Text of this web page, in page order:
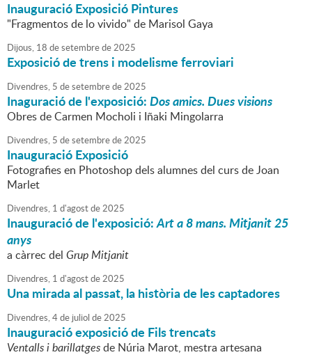
Inauguració Exposició Pintures
"Fragmentos de lo vivido" de Marisol Gaya
Dijous, 18 desetembrede2025
Exposició de trens i modelisme ferroviari
Divendres, 5 desetembrede2025
Inaguració de l'exposició:Dos amics. Dues visions
Obres de Carmen Mocholi i Iñaki Mingolarra
Divendres, 5 desetembrede2025
Inauguració Exposició
Fotografies en Photoshop dels alumnes del curs de Joan
Marlet
Divendres, 1 d'agostde2025
Inauguració de l'exposició:Art a 8 mans. Mitjanit 25
anys
a càrrec del GrupMitjanit
Divendres, 1 d'agostde2025
Una mirada al passat, la història de les captadores
Divendres,4de juliol de2025
Inauguració exposició de Fils trencats
Ventalls i barillatgesde Núria Marot, mestra artesana